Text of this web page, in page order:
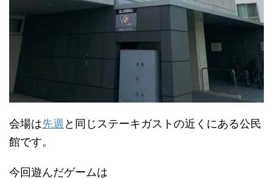
会場は先週 と同じステーキガストの近くにある公民
館です。
今回遊んだゲームは